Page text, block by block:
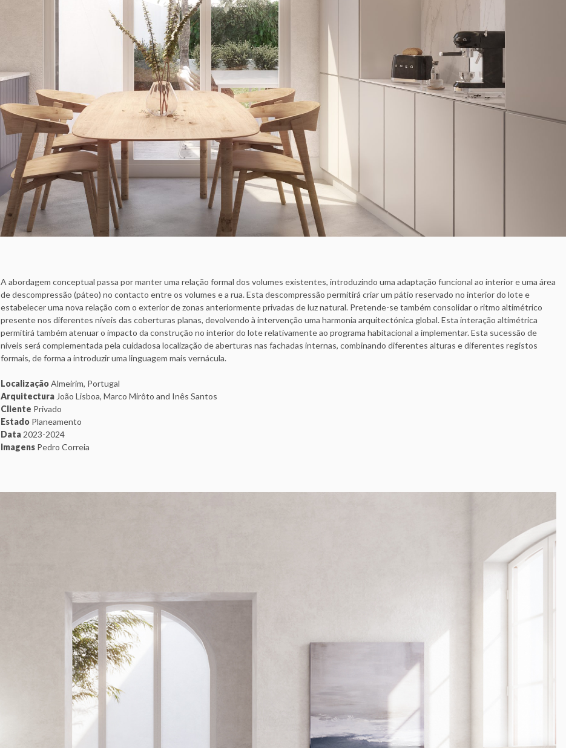
A abordagem conceptual passa por manter uma relação formal dos volumes existentes, introduzindo uma adaptação funcional ao interior e uma área
de descompressão (páteo) no contacto entre os volumes e a rua. Esta descompressão permitirá criar um pátio reservado no interior do lote e
estabelecer uma nova relação com o exterior de zonas anteriormente privadas de luz natural. Pretende-se também consolidar o ritmo altimétrico
presente nos diferentes níveis das coberturas planas, devolvendo à intervenção uma harmonia arquitectónica global. Esta interação altimétrica
permitirá também atenuar o impacto da construção no interior do lote relativamente ao programa habitacional a implementar. Esta sucessão de
níveis será complementada pela cuidadosa localização de aberturas nas fachadas internas, combinando diferentes alturas e diferentes registos
formais, de forma a introduzir uma linguagem mais vernácula.
LocalizaçãoAlmeirim, Portugal
ArquitecturaJoão Lisboa, Marco Mirôto and Inês Santos
Cliente Privado
EstadoPlaneamento
Data2023-2024
Imagens Pedro Correia